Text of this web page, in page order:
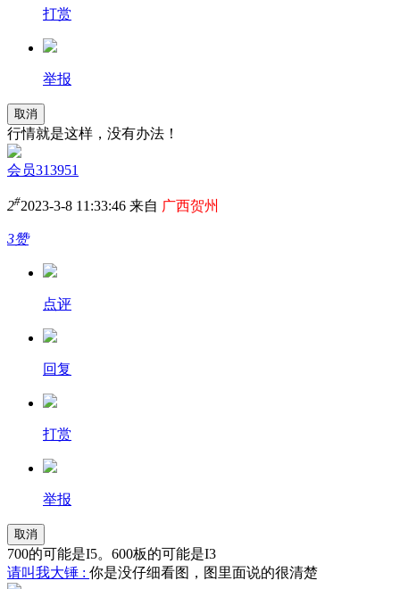
打赏
举报
取消
行情就是这样，没有办法！
会员313951
2#2023-3-8 11:33:46 来自 广西贺州
3赞
点评
回复
打赏
举报
取消
700的可能是I5。600板的可能是I3
请叫我大锤 : 你是没仔细看图，图里面说的很清楚